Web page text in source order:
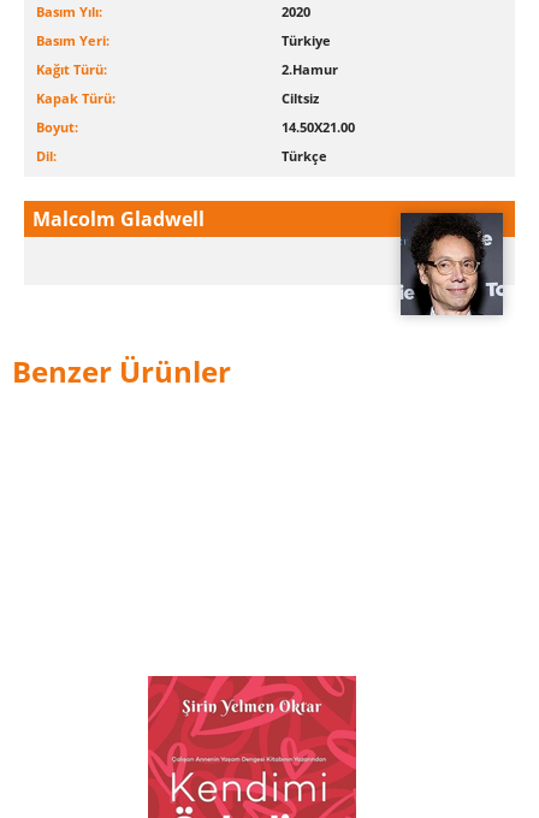
Basım Yılı:
2020
Basım Yeri:
Türkiye
Kağıt Türü:
2.Hamur
Kapak Türü:
Ciltsiz
Boyut:
14.50X21.00
Dil:
Türkçe
Malcolm Gladwell
Benzer Ürünler